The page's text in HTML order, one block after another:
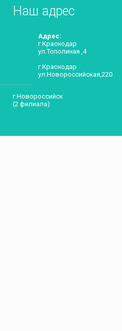
Наш адрес
Адрес:
г.Краснодар
ул.Тополиная ,4
г.Краснодар
ул.Новороссийская,220
г.Новороссийск
(2 филиала)